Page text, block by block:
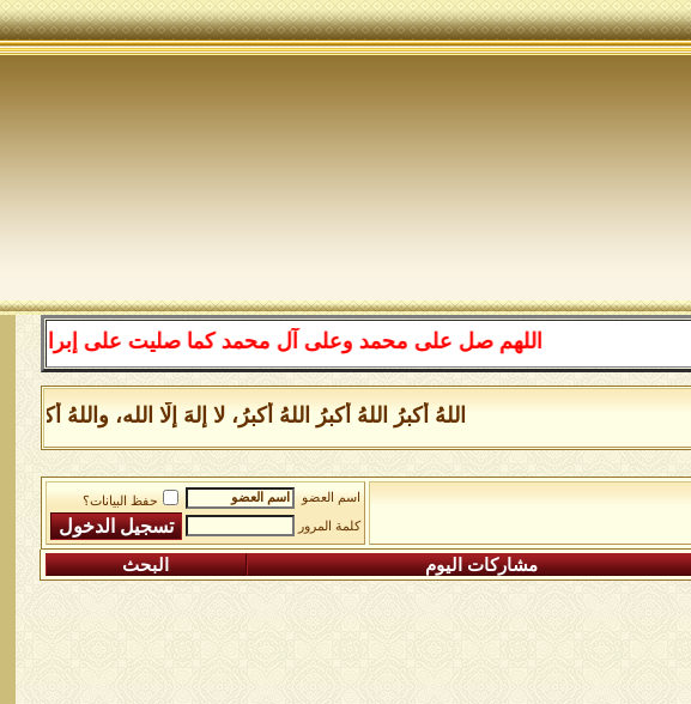
اللهم صل على محمد وعلى آل محمد كما صليت على إبراهيم وعلى آل
اللهُ أكبرُ اللهُ أكبرُ اللهُ أكبرُ، لا إلهَ إلَّا الله، واللهُ أكبر
اسم العضو
حفظ البيانات؟
كلمة المرور
مشاركات اليوم البحث